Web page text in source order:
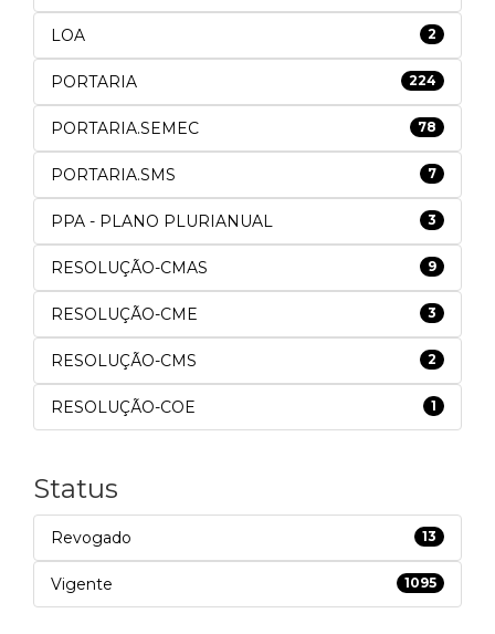
LOA 2
PORTARIA 224
PORTARIA.SEMEC 78
PORTARIA.SMS 7
PPA - PLANO PLURIANUAL 3
RESOLUÇÃO-CMAS 9
RESOLUÇÃO-CME 3
RESOLUÇÃO-CMS 2
RESOLUÇÃO-COE 1
Status
Revogado 13
Vigente 1095